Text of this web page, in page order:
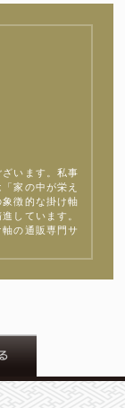
います。私事
家の中が栄え
徴的な掛け軸
しています。
の通販専門サ